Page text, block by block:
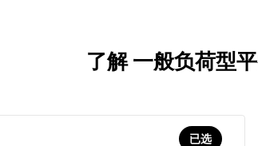
了解 一般负荷型
已选